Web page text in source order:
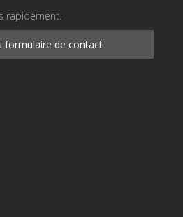
rapidement.
formulaire de contact